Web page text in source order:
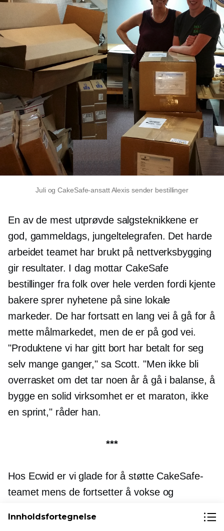
Juli og CakeSafe-ansatt Alexis sender bestillinger
En av de mest utprøvde salgsteknikkene er
god, gammeldags, jungeltelegrafen. Det harde
arbeidet teamet har brukt på nettverksbygging
gir resultater. I dag mottar CakeSafe
bestillinger fra folk over hele verden fordi kjente
bakere sprer nyhetene på sine lokale
markeder. De har fortsatt en lang vei å gå for å
mette målmarkedet, men de er på god vei.
"Produktene vi har gitt bort har betalt for seg
selv mange ganger," sa Scott. "Men ikke bli
overrasket om det tar noen år å gå i balanse, å
bygge en solid virksomhet er et maraton, ikke
en sprint," råder han.
***
Hos Ecwid er vi glade for å støtte CakeSafe-
teamet mens de fortsetter å vokse og
. Håper å se deg der!
Innholdsfortegnelse